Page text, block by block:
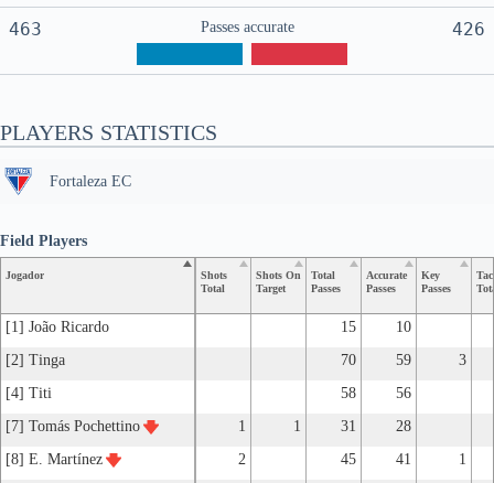
463 Passes accurate 426
PLAYERS STATISTICS
Fortaleza EC
Jogador
Shots
Total
Shots On
Target
Total
Passes
Accurate
Passes
Key
Passes
[1] João Ricardo 15
10
[2] Tinga
70 59
3
[4] Titi
58
56
[7] Tomás Pochettino
1 1 31
28
[8] E. Martínez
2 45 41
1
Field Players